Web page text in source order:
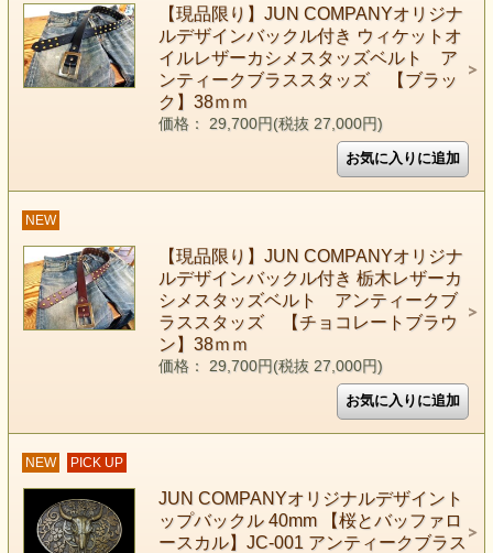
【現品限り】JUN COMPANYオリジナ
ルデザインバックル付き ウィケットオ
イルレザーカシメスタッズベルト ア
ンティークブラススタッズ 【ブラッ
ク】38ｍｍ
価格： 29,700円(税抜 27,000円)
NEW
【現品限り】JUN COMPANYオリジナ
ルデザインバックル付き 栃木レザーカ
シメスタッズベルト アンティークブ
ラススタッズ 【チョコレートブラウ
ン】38ｍｍ
価格： 29,700円(税抜 27,000円)
NEW PICK UP
JUN COMPANYオリジナルデザイント
ップバックル 40mm 【桜とバッファロ
ースカル】JC-001 アンティークブラス